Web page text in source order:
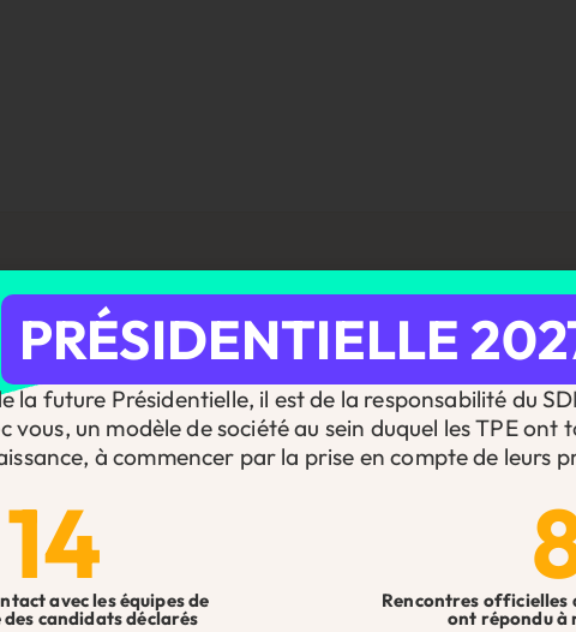
site dans le navigateur pour mon prochain commentaire.
PRÉSIDENTIELLE
la future Présidentielle, il est de la responsabilité du
vous, un modèle de société au sein duquel les TPE
à commencer par la prise en compte de leurs
14
avec les équipes de
candidats déclarés
Rencontres officielles
ont répondu à